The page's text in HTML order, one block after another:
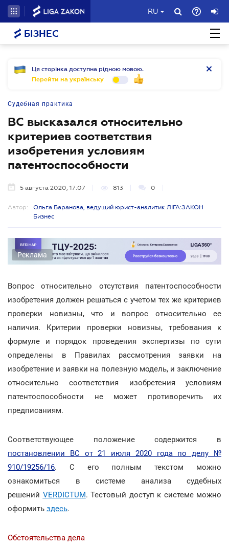
RU
БІЗНЕС
Ця сторінка доступна рідною мовою.
Перейти на українську
Судебная практика
ВС высказался относительно
критериев соответствия
изобретения условиям
патентоспособности
5 августа 2020, 17:07 813 0
Автор:
Ольга Баранова, ведущий юрист-аналитик ЛІГА:ЗАКОН
Бизнес
Реклама
Вопрос относительно отсутствия патентоспособности
изобретения должен решаться с учетом тех же критериев
проверки новизны, что и вопрос относительно ее
наличия. Критерии проверки новизны, требования к
формуле и порядок проведения экспертизы по сути
определены в Правилах рассмотрения заявки на
изобретение и заявки на полезную модель, и заключение
относительно соответствия изобретения условиям
патентоспособности не может противоречить их
предписаниям.
Соответствующее положение содержится в
постановлении ВС от 21 июля 2020 года по делу №
910/19256/16. С его полным текстом можно
ознакомиться в системе анализа судебных
решений VERDICTUM. Тестовый доступ к системе можно
оформить здесь.
Обстоятельства дела